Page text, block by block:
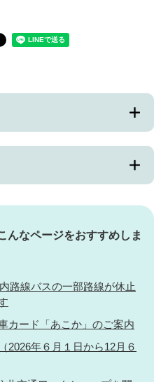
んなページをおすすめしま
路線バスの一部路線が休止
カード「あこか」のご案内
2026年６月１日から12月６